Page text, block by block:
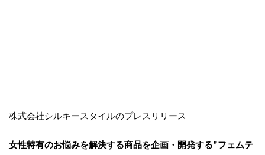
株式会社シルキースタイルのプレスリリース
女性特有のお悩みを解決する商品を企画・開発する”フェムテ